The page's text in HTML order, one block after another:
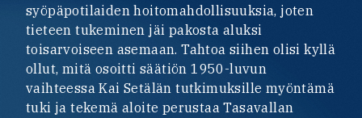
syöpäpotilaiden hoitomahdollisuuksia, joten
tieteen tukeminen jäi pakosta aluksi
toisarvoiseen asemaan. Tahtoa siihen olisi kyllä
ollut, mitä osoitti säätiön 1950-luvun
vaihteessa Kai Setälän tutkimuksille myöntämä
tuki ja tekemä aloite perustaa Tasavallan